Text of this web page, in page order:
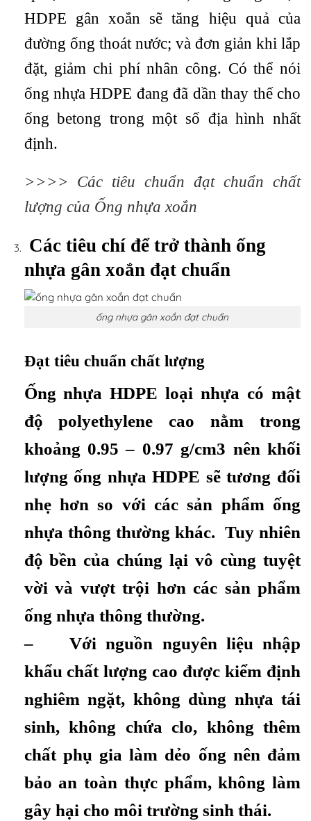
HDPE gân xoắn sẽ tăng hiệu quả của
đường ống thoát nước; và đơn giản khi lắp
đặt, giảm chi phí nhân công. Có thể nói
ống nhựa HDPE đang đã dần thay thế cho
ống betong trong một số địa hình nhất
định.
>>>> Các tiêu chuẩn đạt chuẩn chất
lượng của Ống nhựa xoắn
Các tiêu chí để trở thành ống
nhựa gân xoắn đạt chuẩn
ống nhựa gân xoắn đạt chuẩn
Đạt tiêu chuẩn chất lượng
Ống nhựa HDPE loại nhựa có mật
độ polyethylene cao nằm trong
khoảng 0.95 – 0.97 g/cm3 nên khối
lượng ống nhựa HDPE sẽ tương đối
nhẹ hơn so với các sản phẩm ống
nhựa thông thường khác. Tuy nhiên
độ bền của chúng lại vô cùng tuyệt
vời và vượt trội hơn các sản phẩm
ống nhựa thông thường.
– Với nguồn nguyên liệu nhập
khẩu chất lượng cao được kiểm định
nghiêm ngặt, không dùng nhựa tái
sinh, không chứa clo, không thêm
chất phụ gia làm dẻo ống nên đảm
bảo an toàn thực phẩm, không làm
gây hại cho môi trường sinh thái.